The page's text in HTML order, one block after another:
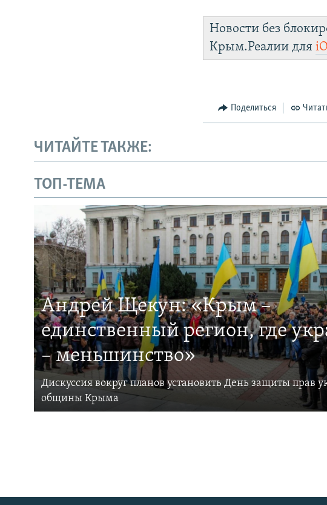
Новости без
Крым.Реалии для
Поделиться
ЧИТАЙТЕ ТАКЖЕ:
ТОП-ТЕМА
Андрей Щекун: «Крым –
единственный регион, где
– меньшинство»
Дискуссия вокруг планов установить День защиты прав
общины Крыма